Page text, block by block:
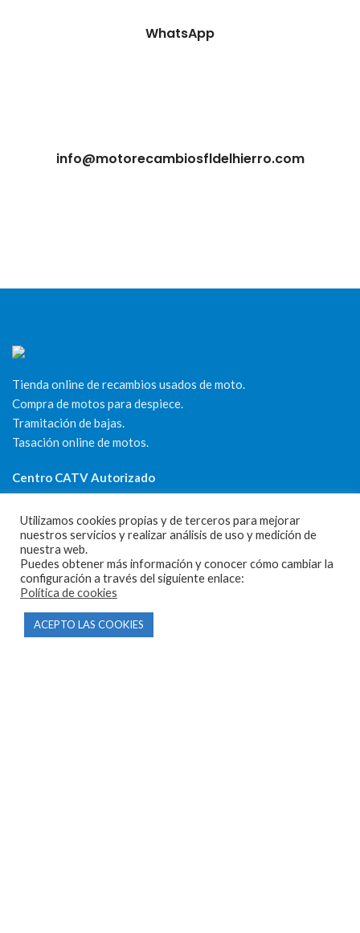
WhatsApp
info@motorecambiosfldelhierro.com
Tienda online de recambios usados de moto.
Compra de motos para despiece.
Tramitación de bajas.
Tasación online de motos.
Centro CATV Autorizado
CONTACTO
Utilizamos cookies propias y de terceros para mejorar
nuestros servicios y realizar análisis de uso y medición de
nuestra web.
Puedes obtener más información y conocer cómo cambiar la
configuración a través del siguiente enlace:
Política de cookies
ACEPTO LAS COOKIES